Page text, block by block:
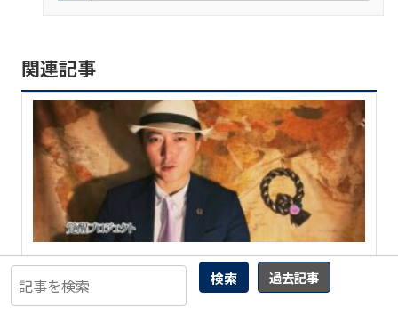
検索 過去記事
関連記事
【緊急レポート】新興宗教化する 反ワクチン・ノー
マスク 「神真都Q」の 正体
22